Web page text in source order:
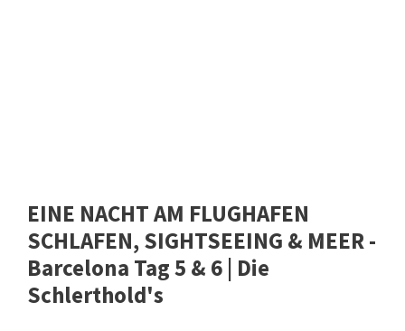
EINE NACHT AM FLUGHAFEN
SCHLAFEN, SIGHTSEEING & MEER -
Barcelona Tag 5 & 6 | Die
Schlerthold's